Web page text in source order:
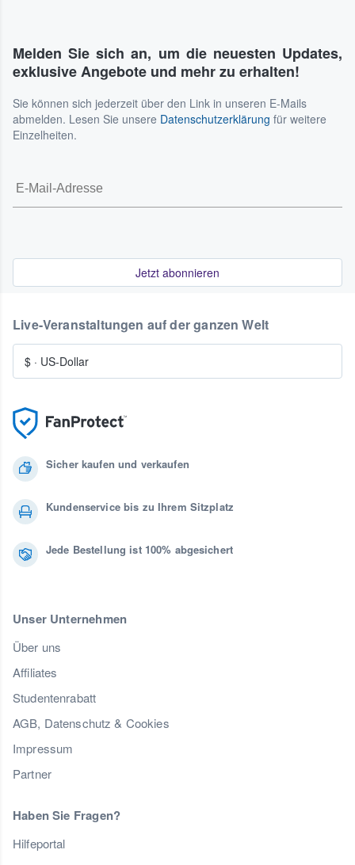
Melden Sie sich an, um die neuesten Updates,
exklusive Angebote und mehr zu erhalten!
Sie können sich jederzeit über den Link in unseren E-Mails
abmelden. Lesen Sie unsere Datenschutzerklärung für weitere
Einzelheiten.
Jetzt abonnieren
Sicher kaufen und verkaufen
Kundenservice bis zu Ihrem Sitzplatz
Jede Bestellung ist 100% abgesichert
Unser Unternehmen
Über uns
Affiliates
Studentenrabatt
AGB, Datenschutz & Cookies
Impressum
Partner
Haben Sie Fragen?
Hilfeportal
Live-Veranstaltungen auf der ganzen Welt
$ · US-Dollar